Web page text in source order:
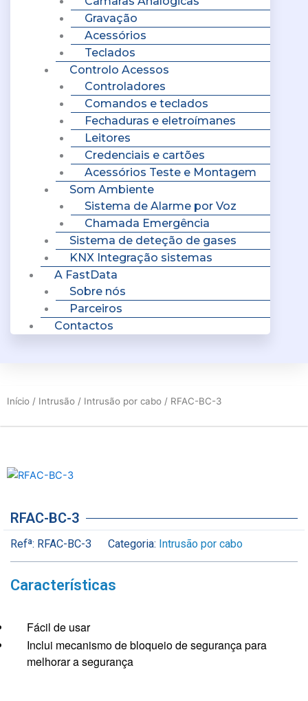
Gravação
Acessórios
Teclados
Controlo Acessos
Controladores
Comandos e teclados
Fechaduras e eletroímanes
Leitores
Credenciais e cartões
Acessórios Teste e Montagem
Som Ambiente
Sistema de Alarme por Voz
Chamada Emergência
Sistema de deteção de gases
KNX Integração sistemas
A FastData
Sobre nós
Parceiros
Contactos
Início / Intrusão / Intrusão por cabo / RFAC-BC-3
RFAC-BC-3
Refª: RFAC-BC-3 Categoria: Intrusão por cabo
Características
Fácil de usar
Inclui mecanismo de bloqueio de segurança para
melhorar a segurança